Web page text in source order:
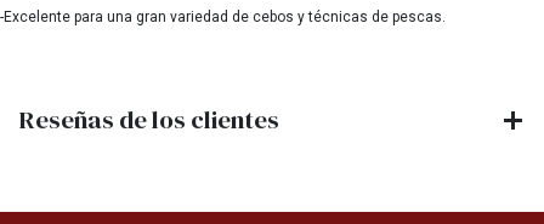
-Excelente para una gran variedad de cebos y técnicas de pescas.
Reseñas de los clientes